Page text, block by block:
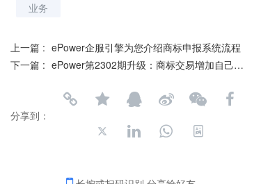
业务
上一篇 : ePower企服引擎为您介绍商标申报系统流程
下一篇 : ePower第2302期升级：商标交易增加自己发布的商标筛选功能
分享到：